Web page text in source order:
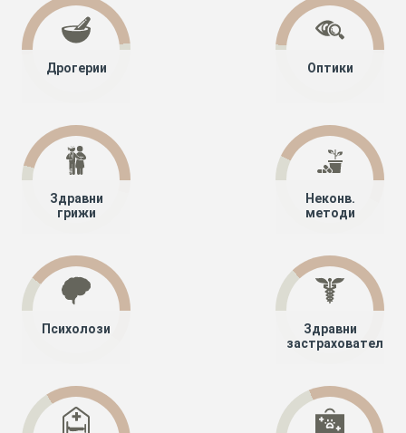
Дрогерии Оптики
Здравни
грижи
Неконв.
методи
Психолози
Здравни
застрахователи